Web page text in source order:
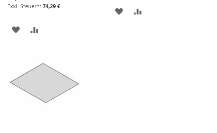
74,29 €
ZUR
HINZUFÜGEN
HINZUFÜGEN
ZUR